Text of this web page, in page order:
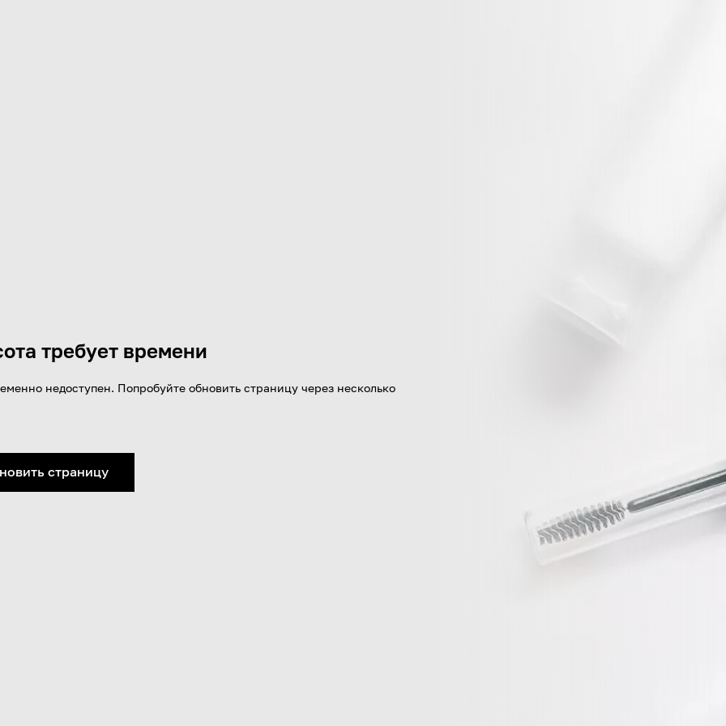
требует времени
недоступен. Попробуйте обновить страницу через несколько
страницу